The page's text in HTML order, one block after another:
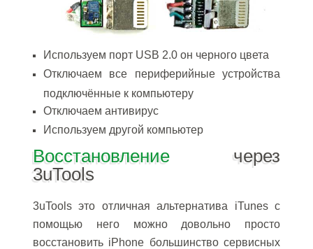
Используем порт USB 2.0 он черного цвета
Отключаем все периферийные устройства
подключённые к компьютеру
Отключаем антивирус
Используем другой компьютер
Восстановлениечерез
3uTools
3uTools это отличная альтернатива iTunes c
помощью него можно довольно просто
восстановить iPhone большинство сервисных